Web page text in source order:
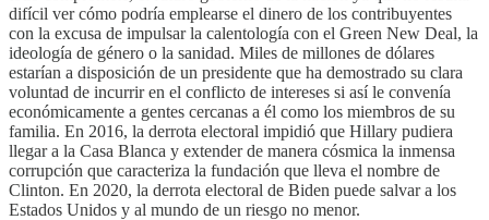
difícil ver cómo podría emplearse el dinero de los contribuyentes
con la excusa de impulsar la calentología con el Green New Deal, la
ideología de género o la sanidad. Miles de millones de dólares
estarían a disposición de un presidente que ha demostrado su clara
voluntad de incurrir en el conflicto de intereses si así le convenía
económicamente a gentes cercanas a él como los miembros de su
familia. En 2016, la derrota electoral impidió que Hillary pudiera
llegar a la Casa Blanca y extender de manera cósmica la inmensa
corrupción que caracteriza la fundación que lleva el nombre de
Clinton. En 2020, la derrota electoral de Biden puede salvar a los
Estados Unidos y al mundo de un riesgo no menor.